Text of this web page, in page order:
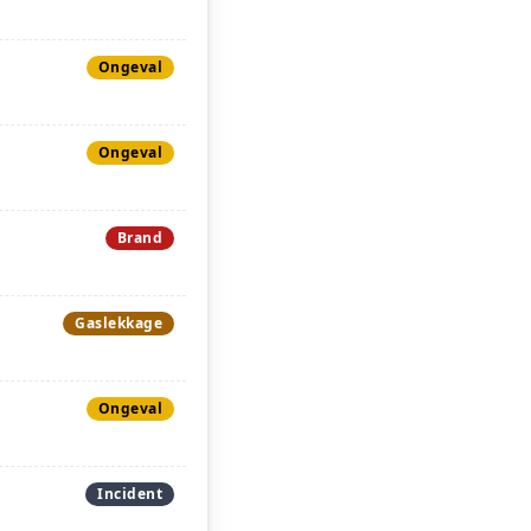
Ongeval
Ongeval
Brand
Gaslekkage
Ongeval
Incident